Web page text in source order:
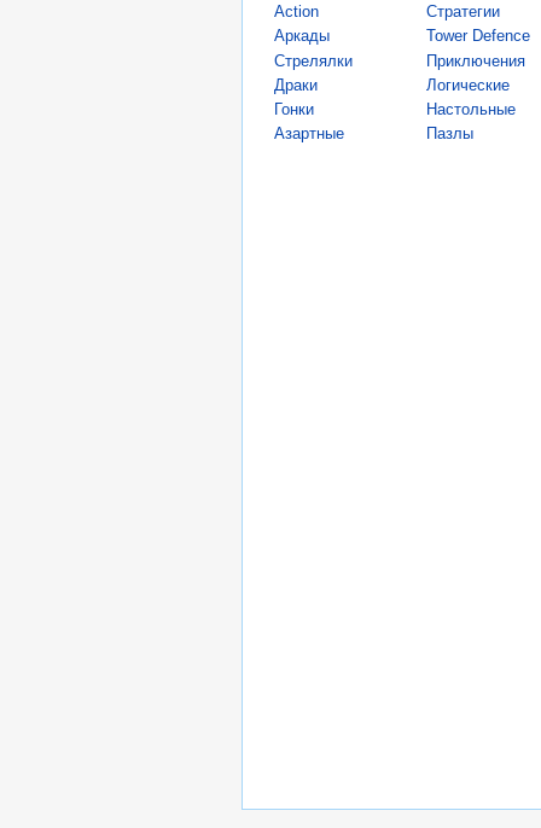
Action
Аркады
Стрелялки
Драки
Гонки
Азартные
Стратегии
Tower Defence
Приключения
Логические
Настольные
Пазлы